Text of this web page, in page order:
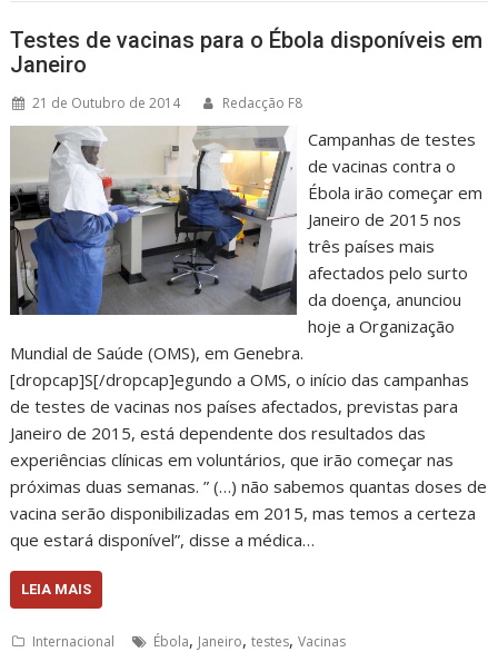
Testes de vacinas para o Ébola disponíveis em
Janeiro
21 de Outubro de 2014 Redacção F8
Campanhas de testes
de vacinas contra o
Ébola irão começar em
Janeiro de 2015 nos
três países mais
afectados pelo surto
da doença, anunciou
hoje a Organização
Mundial de Saúde (OMS), em Genebra.
[dropcap]S[/dropcap]egundo a OMS, o início das campanhas
de testes de vacinas nos países afectados, previstas para
Janeiro de 2015, está dependente dos resultados das
experiências clínicas em voluntários, que irão começar nas
próximas duas semanas. ” (…) não sabemos quantas doses de
vacina serão disponibilizadas em 2015, mas temos a certeza
que estará disponível”, disse a médica…
LEIA MAIS
Internacional Ébola, Janeiro,testes,Vacinas